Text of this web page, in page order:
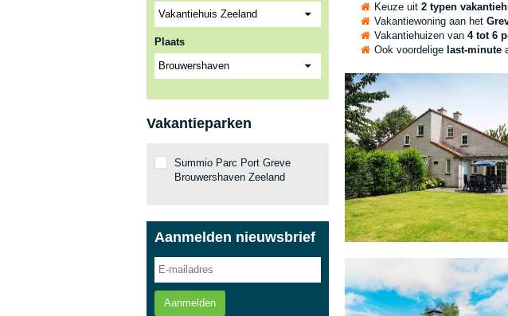
Keuze uit 2 typen
Vakantiewoning aan het
Vakantiehuizen van 4 tot 6
Ook voordelige last-minute
Plaats
Vakantieparken
Summio Parc Port Greve
Brouwershaven Zeeland
Aanmelden nieuwsbrief
Aanmelden